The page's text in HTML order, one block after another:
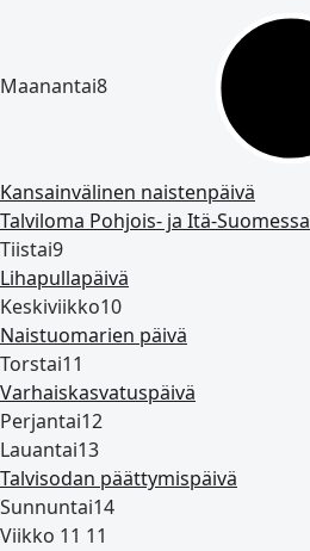
Maanantai8
Kansainvälinen naistenpäivä
Talviloma Pohjois‑ ja Itä‑Suomessa
Tiistai9
Lihapullapäivä
Keskiviikko10
Naistuomarien päivä
Torstai11
Varhaiskasvatuspäivä
Perjantai12
Lauantai13
Talvisodan päättymispäivä
Sunnuntai14
Viikko 11 11